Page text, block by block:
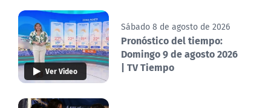
Ver Video
Sábado 8 de agosto de 2026
Pronóstico del tiempo:
Domingo 9 de agosto 2026
| TV Tiempo